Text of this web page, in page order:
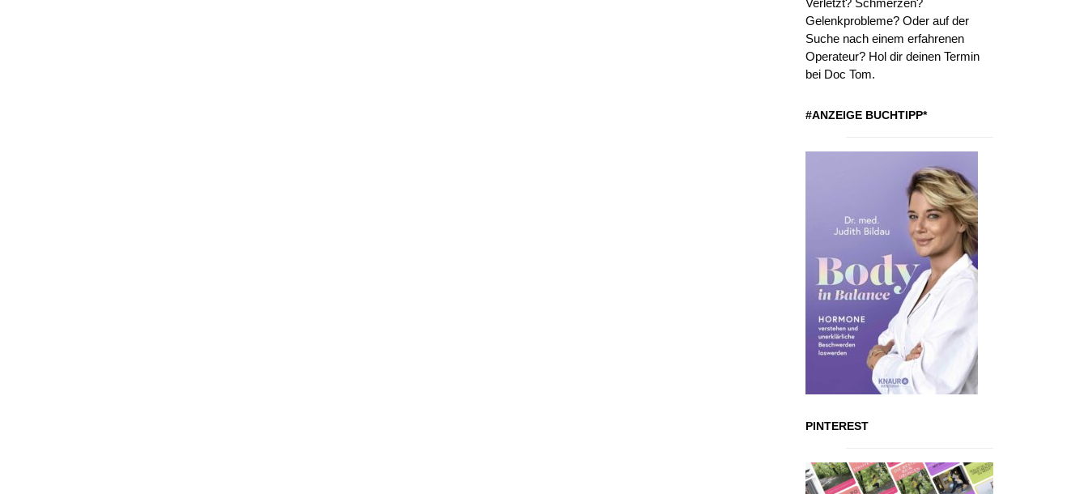
Verletzt? Schmerzen?
Gelenkprobleme? Oder auf der
Suche nach einem erfahrenen
Operateur? Hol dir deinen Termin
bei Doc Tom.
#ANZEIGE BUCHTIPP*
PINTEREST